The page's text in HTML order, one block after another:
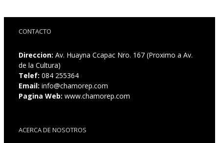
CONTACTO
Direccion: Av. Huayna Ccapac Nro. 167 (Proximo a Av.
de la Cultura)
Telef: 084 255364
Email: info@chamorep.com
Pagina Web: www.chamorep.com
ACERCA DE NOSOTROS